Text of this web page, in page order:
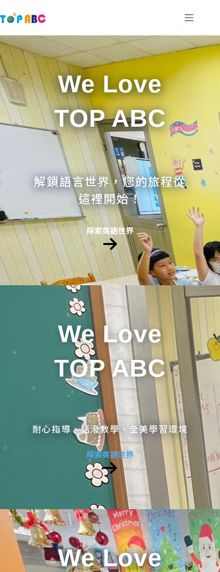
至
要
內
容
We Love
TOP ABC
解鎖語言世界，您的旅程從
這裡開始！
探索英語世界
We Love
TOP ABC
耐心指導、活潑教學、全美學習環境
探索英語世界
We Love